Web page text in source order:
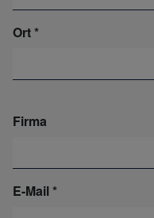
Ort
Firma
E-Mail